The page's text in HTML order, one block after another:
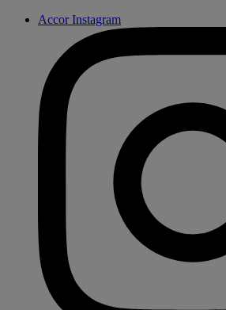
Accor Instagram